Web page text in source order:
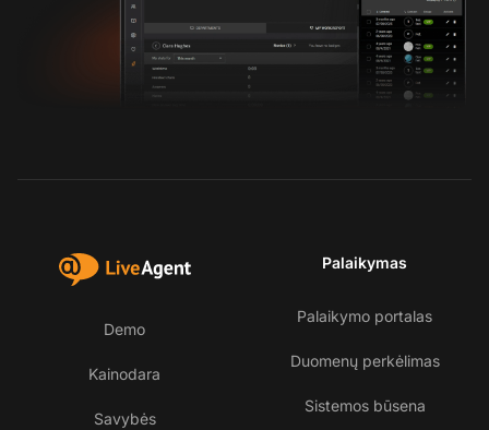
Demo
Kainodara
Savybės
Palaikymas
Palaikymo portalas
Duomenų perkėlimas
Sistemos būsena